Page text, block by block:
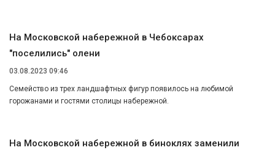
На Московской набережной в Чебоксарах
"поселились" олени
03.08.2023 09:46
Семейство из трех ландшафтных фигур появилось на любимой
горожанами и гостями столицы набережной.
На Московской набережной в биноклях заменили